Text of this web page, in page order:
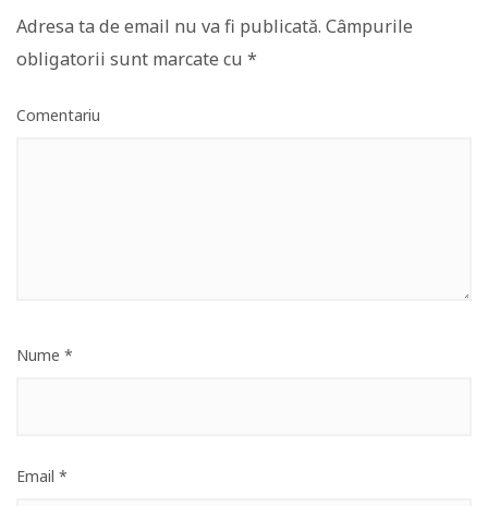
Adresa ta de email nu va fi publicată. Câmpurile
obligatorii sunt marcate cu *
Comentariu
Nume *
Email *